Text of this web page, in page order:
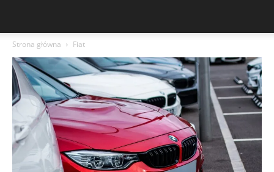
Strona główna Fiat